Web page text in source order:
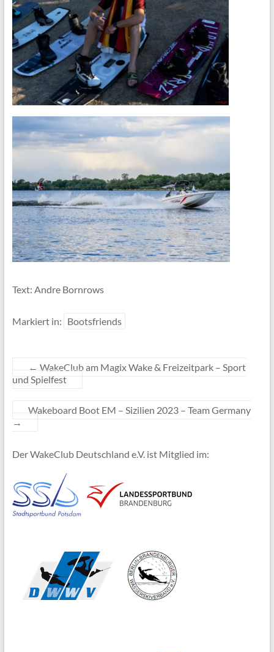
Text: Andre Bornrows
Markiert in: Bootsfriends
← WakeClub am Magix Wake & Freizeitpark – Sport
und Spielfest
Wakeboard Boot EM – Sizilien 2023 – Team Germany
→
Der WakeClub Deutschland e.V. ist Mitglied im: